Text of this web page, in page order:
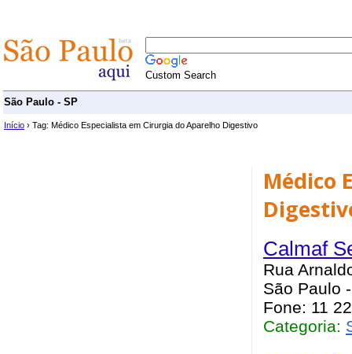
Custom Search
São Paulo - SP
Início › Tag: Médico Especialista em Cirurgia do Aparelho Digestivo
Médico
Calmaf
Rua
São Paulo
Fone: 11
Categoria: